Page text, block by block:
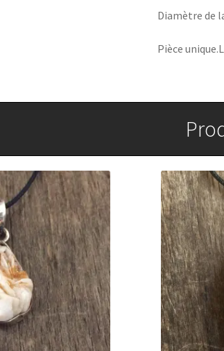
Diamètre de
Pièce